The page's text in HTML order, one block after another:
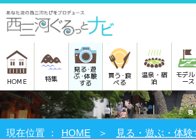
HOME 特集
見る･遊
ぶ･体験
する
買う･食
べる
温泉・宿
泊
モデ
ース
HOME 見る・遊ぶ・体験